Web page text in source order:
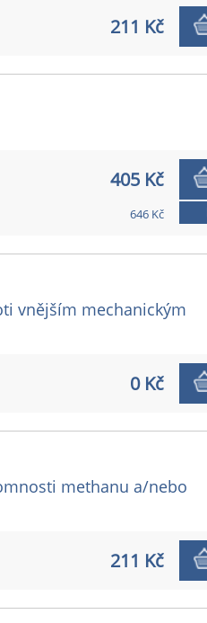
211 Kč
405 Kč
646 Kč
vnějším mechanickým
0 Kč
methanu a/nebo
211 Kč